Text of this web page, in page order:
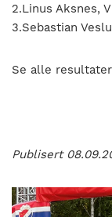
2.Linus Aksnes,
3.Sebastian
Se alle resultater
Publisert